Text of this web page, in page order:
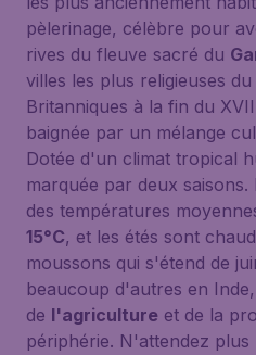
pèlerinage, célèbre pour
rives du fleuve sacré du
villes les plus religieuses
Britanniques à la fin du
baignée par un mélange
Dotée d'un climat tropical
marquée par deux
des températures
15°C, et les étés sont
moussons qui s'étend de
beaucoup d'autres en
de l'agriculture et de la
périphérie. N'attendez